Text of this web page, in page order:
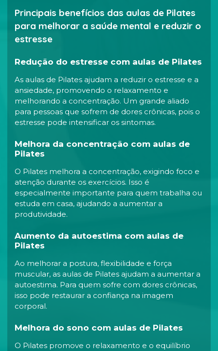
Principais benefícios das aulas de Pilates
para melhorar a saúde mental e reduzir o
estresse
Redução do estresse com aulas de Pilates
As aulas de Pilates ajudam a reduzir o estresse e a
ansiedade, promovendo o relaxamento e
melhorando a concentração. Um grande aliado
para pessoas que sofrem de dores crônicas, pois o
estresse pode intensificar os sintomas.
Melhora da concentração com aulas de
Pilates
O Pilates melhora a concentração, exigindo foco e
atenção durante os exercícios. Isso é
especialmente importante para quem trabalha ou
estuda em casa, ajudando a aumentar a
produtividade.
Aumento da autoestima com aulas de
Pilates
Ao melhorar a postura, flexibilidade e força
muscular, as aulas de Pilates ajudam a aumentar a
autoestima. Para quem sofre com dores crônicas,
isso pode restaurar a confiança na imagem
corporal.
Melhora do sono com aulas de Pilates
O Pilates promove o relaxamento e o equilíbrio